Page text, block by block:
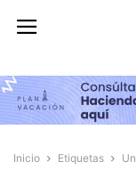
Inicio Etiquetas